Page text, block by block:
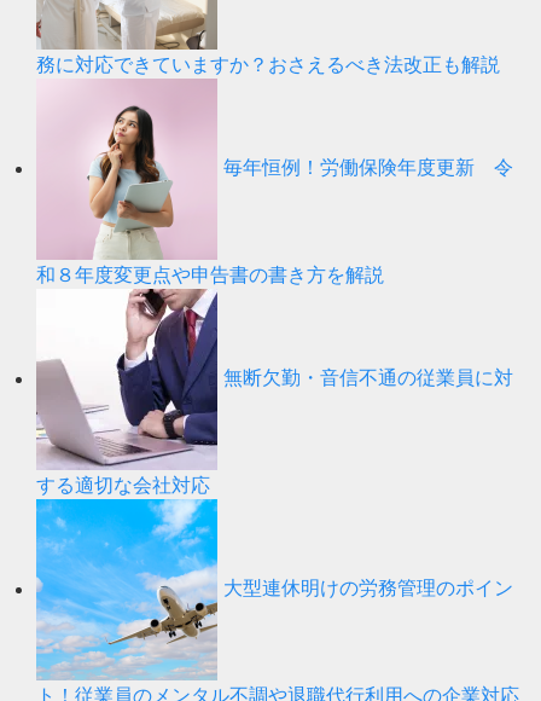
務に対応できていますか？おさえるべき法改正も解説
毎年恒例！労働保険年度更新 令
和８年度変更点や申告書の書き方を解説
無断欠勤・音信不通の従業員に対
する適切な会社対応
大型連休明けの労務管理のポイン
ト！従業員のメンタル不調や退職代行利用への企業対応